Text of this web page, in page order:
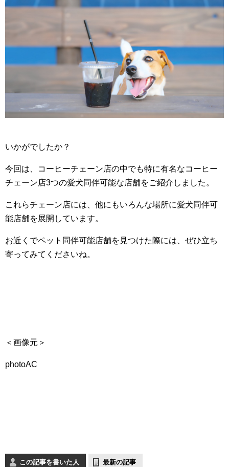
いかがでしたか？
今回は、コーヒーチェーン店の中でも特に有名なコーヒー
チェーン店3つの愛犬同伴可能な店舗をご紹介しました。
これらチェーン店には、他にもいろんな場所に愛犬同伴可
能店舗を展開しています。
お近くでペット同伴可能店舗を見つけた際には、ぜひ立ち
寄ってみてくださいね。
＜画像元＞
photoAC
この記事を書いた人 最新の記事